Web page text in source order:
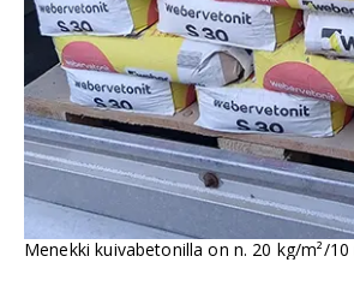
Menekki kuivabetonilla on n. 20 kg/m²/